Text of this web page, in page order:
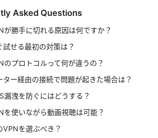
Asked Questions
が勝手に切れる原因は何ですか？
試せる最初の対策は？
のプロトコルって何が違うの？
ター経由の接続で問題が起きた場合は？
漏洩を防ぐにはどうする？
を使いながら動画視聴は可能？
VPNを選ぶべき？